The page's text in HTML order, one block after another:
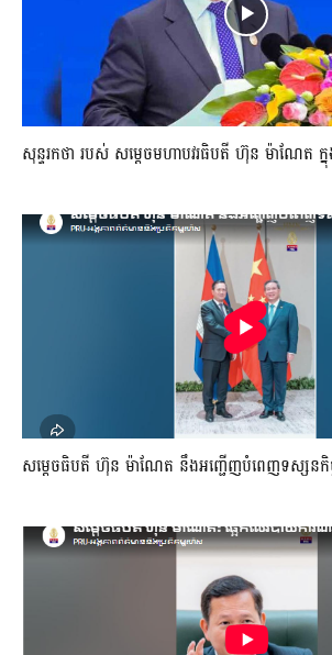
សុន្ទរកថា របស់ សម្ដេចមហាបវរធិបតី ហ៊ុន ម៉ាណែត ក្
សម្តេចធិបតី ហ៊ុន ម៉ាណែត នឹងអញ្ជើញបំពេញទស្សនកិច្ច